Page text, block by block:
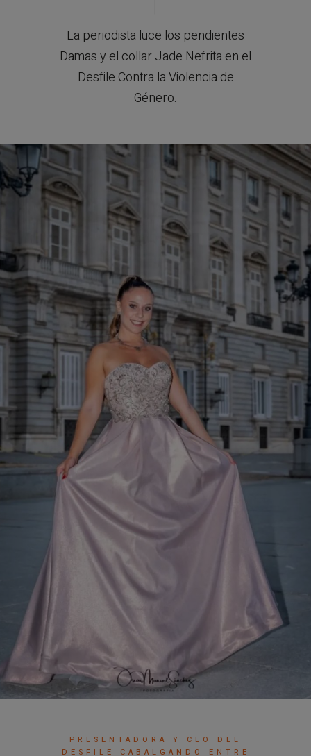
La periodista luce los pendientes
Damas y el collar Jade Nefrita en el
Desfile Contra la Violencia de
Género.
PRESENTADORA Y CEO DEL
DESFILE CABALGANDO ENTRE